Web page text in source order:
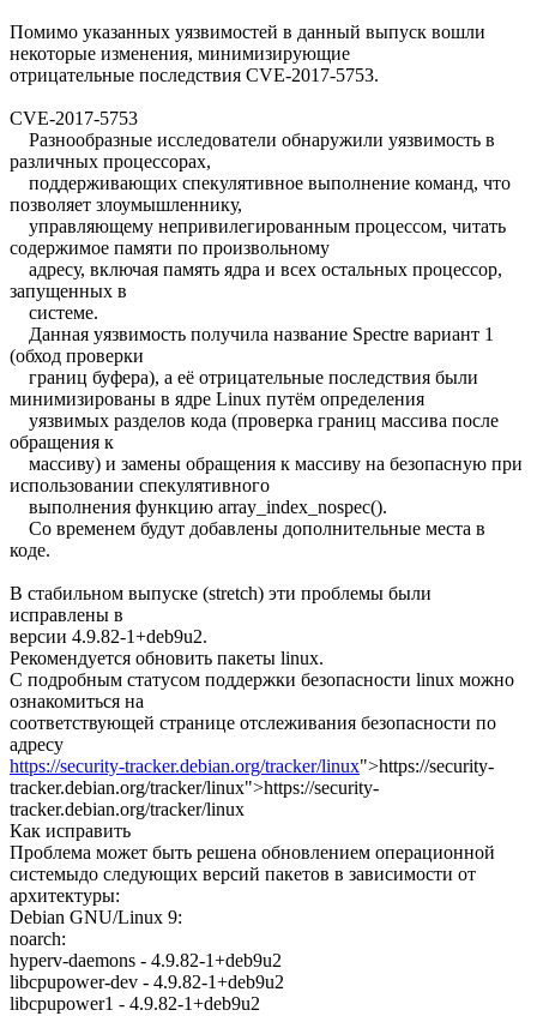
Помимо указанных уязвимостей в данный выпуск вошли
некоторые изменения, минимизирующие
отрицательные последствия CVE-2017-5753.
CVE-2017-5753
Разнообразные исследователи обнаружили уязвимость в
различных процессорах,
поддерживающих спекулятивное выполнение команд, что
позволяет злоумышленнику,
управляющему непривилегированным процессом, читать
содержимое памяти по произвольному
адресу, включая память ядра и всех остальных процессор,
запущенных в
системе.
Данная уязвимость получила название Spectre вариант 1
(обход проверки
границ буфера), а её отрицательные последствия были
минимизированы в ядре Linux путём определения
уязвимых разделов кода (проверка границ массива после
обращения к
массиву) и замены обращения к массиву на безопасную при
использовании спекулятивного
выполнения функцию array_index_nospec().
Со временем будут добавлены дополнительные места в
коде.
В стабильном выпуске (stretch) эти проблемы были
исправлены в
версии 4.9.82-1+deb9u2.
Рекомендуется обновить пакеты linux.
С подробным статусом поддержки безопасности linux можно
ознакомиться на
соответствующей странице отслеживания безопасности по
адресу
https://security-tracker.debian.org/tracker/linux">https://security-
tracker.debian.org/tracker/linux">https://security-
tracker.debian.org/tracker/linux
Как исправить
Проблема может быть решена обновлением операционной
системыдо следующих версий пакетов в зависимости от
архитектуры:
Debian GNU/Linux 9:
noarch:
hyperv-daemons - 4.9.82-1+deb9u2
libcpupower-dev - 4.9.82-1+deb9u2
libcpupower1 - 4.9.82-1+deb9u2